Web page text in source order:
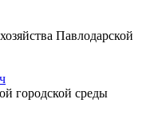
Павлодарской
городской среды